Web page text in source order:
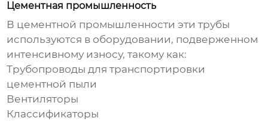
Цементная промышленность
В цементной промышленности эти трубы
используются в оборудовании, подверженном
интенсивному износу, такому как:
Трубопроводы для транспортировки
цементной пыли
Вентиляторы
Классификаторы